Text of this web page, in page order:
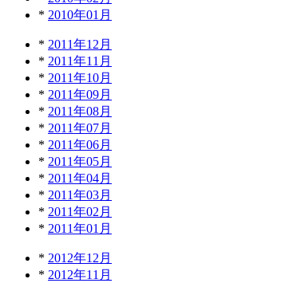
* 2010年01月
* 2011年12月
* 2011年11月
* 2011年10月
* 2011年09月
* 2011年08月
* 2011年07月
* 2011年06月
* 2011年05月
* 2011年04月
* 2011年03月
* 2011年02月
* 2011年01月
* 2012年12月
* 2012年11月